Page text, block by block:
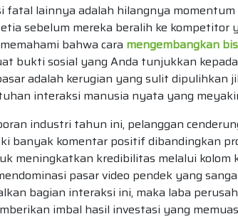
fatal lainnya adalah hilangnya
sebelum mereka beralih ke
bahwa cara mengembangkan
bukti sosial yang Anda tunjukkan
adalah kerugian yang sulit dipulihkan
interaksi manusia nyata yang
industri tahun ini, pelanggan
banyak komentar positif dibandingkan
meningkatkan kredibilitas melalui
pasar video pendek yang
bagian interaksi ini, maka laba
imbal hasil investasi yang